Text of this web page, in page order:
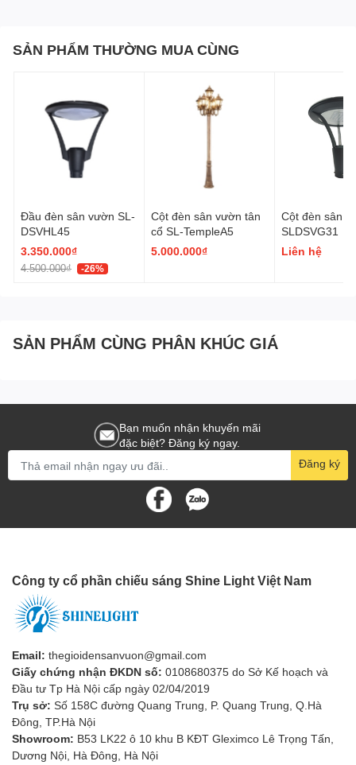
Link Catalogue:Link
1. Ánh sáng – Linh hồn của
không gian sân vườn
trúc, mà còn đến từ ánh sáng– yếu tố tạo nên cảm xúc và chiều
sâu cho không gian.
Và nếu bạn muốn mang đến cho khu vườn, biệt thự hay khu nghỉ
dưỡng của mình một vẻ đẹp vừa
lựa chọn hoàn hảo.
2. Vẻ đẹp tân cổ điển – Sự
kết hợp giữa hoài cổ và hiện
đại
SẢN PHẨM THƯỜNG MUA CÙNG
Đầu đèn sân vườn SL-
DSVHL45
3.350.000₫
4.500.000₫ -26%
Cột đèn sân vườn tân
cổ SL-TempleA5
5.000.000₫
Cột đèn sân
SLDSVG31
Liên hệ
SẢN PHẨM CÙNG PHÂN KHÚC GIÁ
Bạn muốn nhận khuyến mãi
đặc biệt? Đăng ký ngay.
Đăng ký
Công ty cổ phần chiếu sáng Shine Light Việt Nam
Email: thegioidensanvuon@gmail.com
Giấy chứng nhận ĐKDN số: 0108680375 do Sở Kế hoạch và
Đầu tư Tp Hà Nội cấp ngày 02/04/2019
Trụ sở: Số 158C đường Quang Trung, P. Quang Trung, Q.Hà
Đông, TP.Hà Nội
Showroom: B53 LK22 ô 10 khu B KĐT Gleximco Lê Trọng Tấn,
Dương Nội, Hà Đông, Hà Nội